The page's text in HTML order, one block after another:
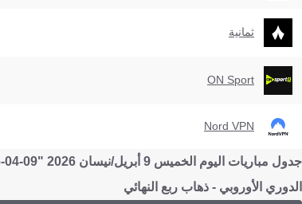
ثمانية
ON Sport
Nord VPN
جدول مباريات اليوم الخميس 9 أبريل/نيسان 2026 "09-04-2026"
الدوري الأوروبي - ذهاب ربع النهائي